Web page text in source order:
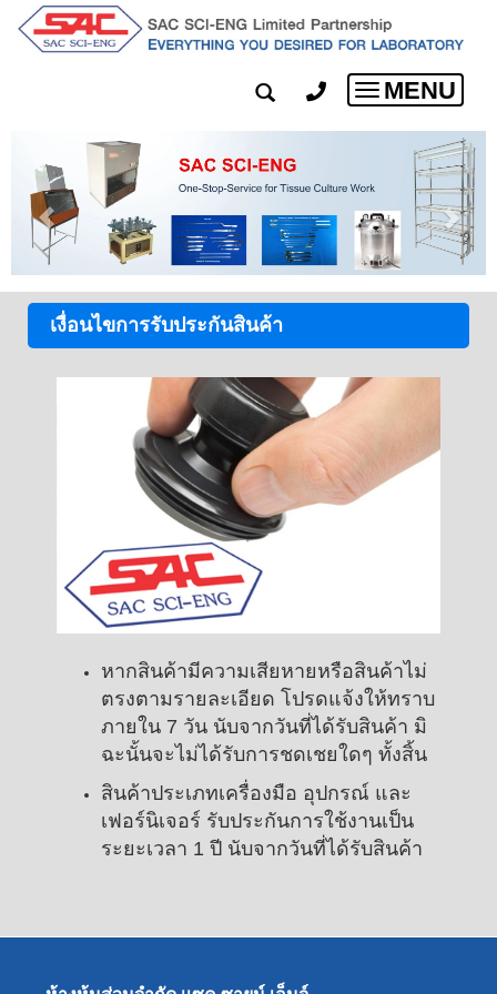
Toggle
navigation
MENU
เงื่อนไขการรับประกันสินค้า
หากสินค้ามีความเสียหายหรือสินค้าไม่
ตรงตามรายละเอียด โปรดแจ้งให้ทราบ
ภายใน 7 วัน นับจากวันที่ได้รับสินค้า มิ
ฉะนั้นจะไม่ได้รับการชดเชยใดๆ ทั้งสิ้น
สินค้าประเภทเครื่องมือ อุปกรณ์ และ
เฟอร์นิเจอร์ รับประกันการใช้งานเป็น
ระยะเวลา 1 ปี นับจากวันที่ได้รับสินค้า